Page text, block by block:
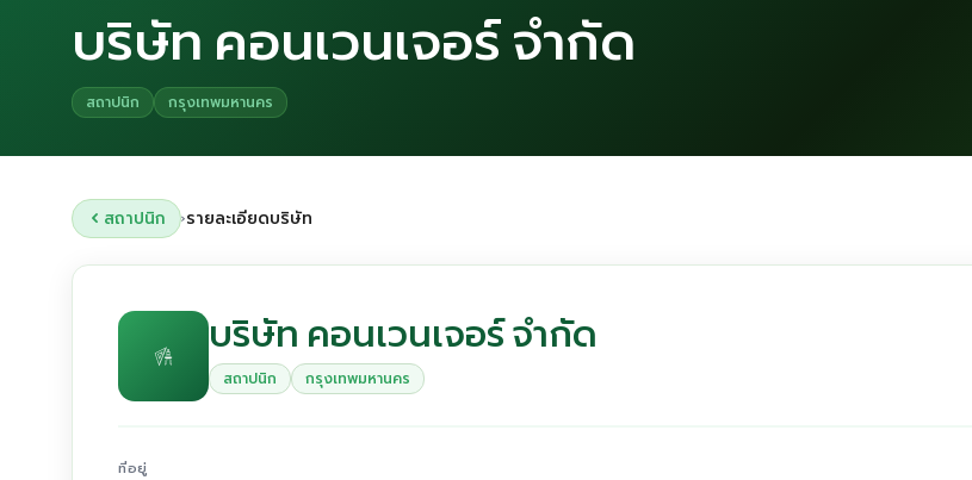
บริษัท คอนเวนเจอร์ จำกัด
สถาปนิก กรุงเทพมหานคร
สถาปนิก ›รายละเอียดบริษัท
บริษัท คอนเวนเจอร์ จำกัด
สถาปนิก กรุงเทพมหานคร
ที่อยู่